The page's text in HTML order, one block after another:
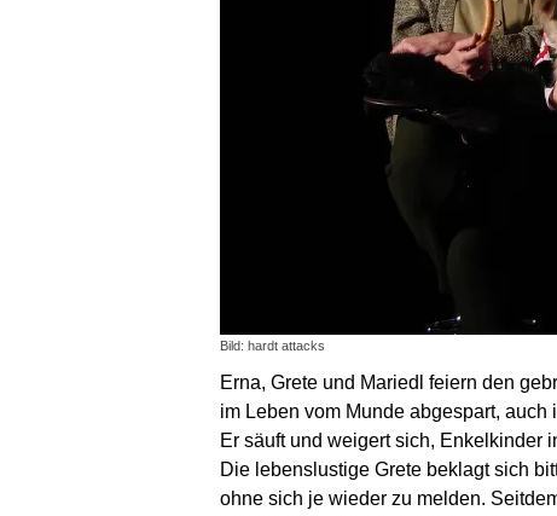
Bild: hardt attacks
Erna, Grete und Mariedl feiern den
im Leben vom Munde abgespart,
Er säuft und weigert sich, Enkel­kinder
Die lebens­lustige Grete beklagt sich
ohne sich je wieder zu melden.